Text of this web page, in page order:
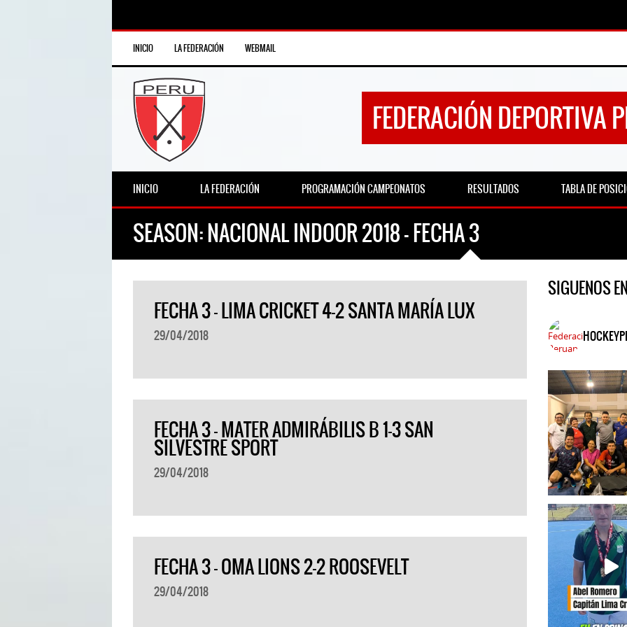
INICIO LA FEDERACIÓN WEBMAIL
FEDERACIÓN DEPORTIVA
INICIO LA FEDERACIÓN PROGRAMACIÓN CAMPEONATOS RESULTADOS TABLA DE
SEASON:NACIONAL INDOOR 2018 – FECHA 3
FECHA 3 – LIMA CRICKET 4-2 SANTA MARÍA LUX
29/04/2018
FECHA 3 – MATER ADMIRÁBILIS B 1-3 SAN
SILVESTRE SPORT
29/04/2018
FECHA 3 – OMA LIONS 2-2 ROOSEVELT
29/04/2018
SIGUENOS